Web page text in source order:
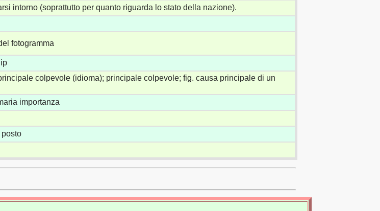
intorno (soprattutto per quanto riguarda lo stato della nazione).
fotogramma
colpevole (idioma); principale colpevole; fig. causa principale di un
importanza
posto